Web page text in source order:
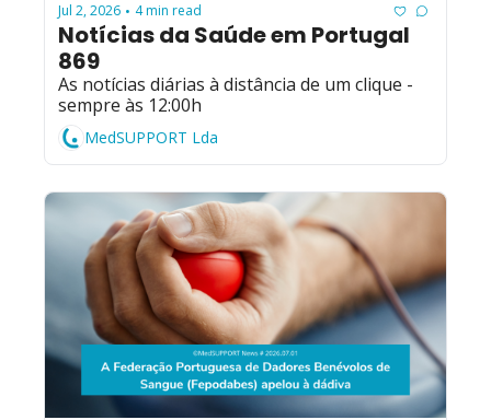
Jul 2, 2026 • 4 min read
Notícias da Saúde em Portugal
869
As notícias diárias à distância de um clique -
sempre às 12:00h
MedSUPPORT Lda